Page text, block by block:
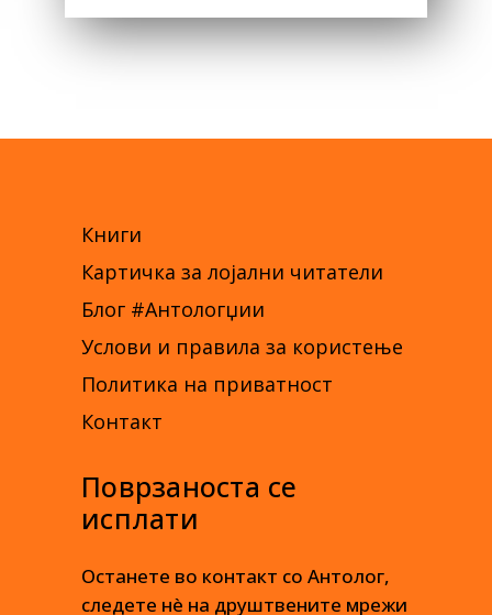
Книги
Картичка за лојални читатели
Блог #Антологџии
Услови и правила за користење
Политика на приватност
Контакт
Поврзаноста се
исплати
Останете во контакт со Антолог,
следете нè на друштвените мрежи